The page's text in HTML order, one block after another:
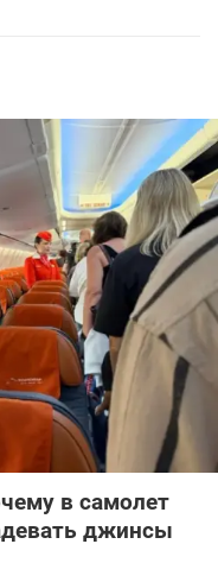
в самолет
джинсы